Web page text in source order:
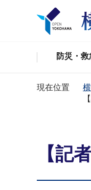
防災・救
現在位置
【記